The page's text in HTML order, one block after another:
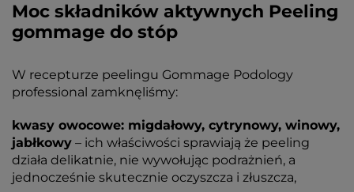
Moc składników aktywnych Peeling
gommage do stóp
W recepturze peelingu Gommage Podology
professional zamknęliśmy:
kwasy owocowe: migdałowy, cytrynowy, winowy,
jabłkowy – ich właściwości sprawiają że peeling
działa delikatnie, nie wywołując podrażnień, a
jednocześnie skutecznie oczyszcza i złuszcza,